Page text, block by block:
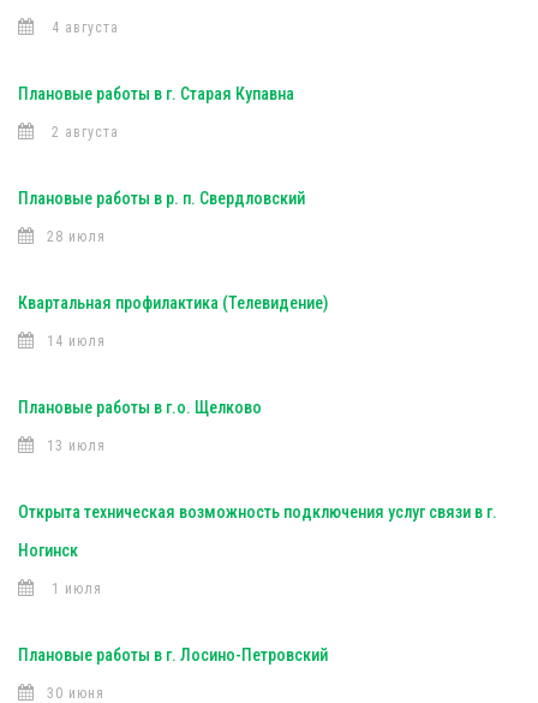
4 августа
Плановые работы в г. Старая Купавна
2 августа
Плановые работы в р. п. Свердловский
28 июля
Квартальная профилактика (Телевидение)
14 июля
Плановые работы в г.о. Щелково
13 июля
Открыта техническая возможность подключения услуг связи в г.
Ногинск
1 июля
Плановые работы в г. Лосино-Петровский
30 июня